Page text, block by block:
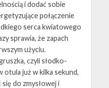
i dodać sobie
połączenie
serca kwiatowego
sprawia, że zapach
użyciu.
czyli słodko-
otula już w kilka sekund,
do zmysłowej i